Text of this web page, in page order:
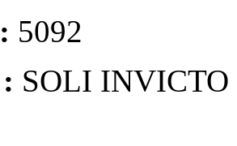
5092
SOLI